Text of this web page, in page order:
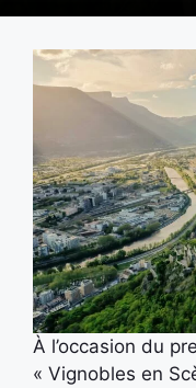
À l’occasion du
« Vignobles en